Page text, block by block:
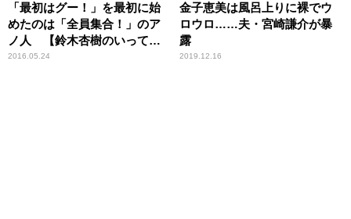
「最初はグー！」を最初に始
めたのは「全員集合！」のア
ノ人 【鈴木杏樹のいってら
っしゃい】
2016.05.24
金子恵美は風呂上りに裸でウ
ロウロ……夫・宮崎謙介が暴
露
2019.12.16